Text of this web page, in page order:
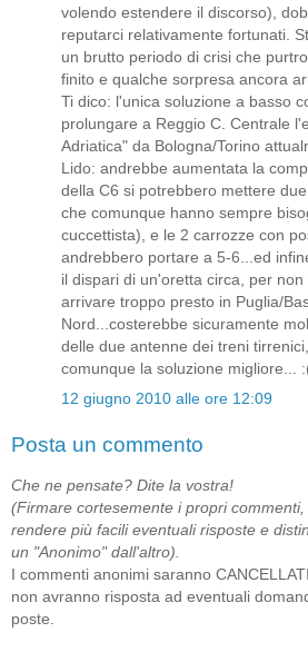
volendo estendere il discorso),
reputarci relativamente fortunati.
un brutto periodo di crisi che
finito e qualche sorpresa ancora
Ti dico: l'unica soluzione a basso
prolungare a Reggio C. Centrale
Adriatica" da Bologna/Torino
Lido: andrebbe aumentata la
della C6 si potrebbero mettere
che comunque hanno sempre
cuccettista), e le 2 carrozze con
andrebbero portare a 5-6...ed
il dispari di un'oretta circa, per
arrivare troppo presto in Puglia/
Nord...costerebbe sicuramente
delle due antenne dei treni
comunque la soluzione migliore...
12 giugno 2010 alle ore 12:09
Posta un commento
Che ne pensate? Dite la vostra!
(Firmare cortesemente i propri commenti,
rendere più facili eventuali risposte e
un "Anonimo" dall'altro).
I commenti anonimi saranno
non avranno risposta ad eventuali
poste.